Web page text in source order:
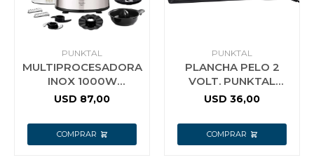
PUNKTAL
MULTIPROCESADORA
INOX 1000W
PUNKTAL MP12 F
USD 87,00
PUNKTAL
PLANCHA PELO 2
VOLT. PUNKTAL
BW325 PROFESIONAL
USD 36,00